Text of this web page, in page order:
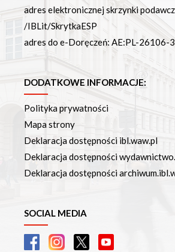
adres elektronicznej skrzynki
/IBLit/SkrytkaESP
adres do e-Doręczeń: AE:PL-26106-
DODATKOWE INFORMACJE:
Polityka prywatności
Mapa strony
Deklaracja dostępności ibl.waw.pl
Deklaracja dostępności
Deklaracja dostępności
SOCIAL MEDIA